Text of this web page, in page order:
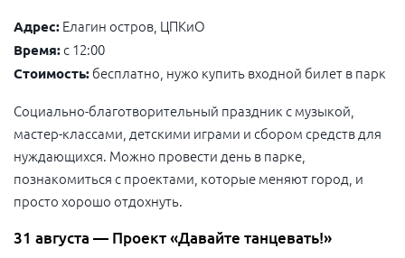
Адрес: Елагин остров, ЦПКиО
Время:с 12:00
Стоимость: бесплатно, нужо купить входной билет в парк
Социально-благотворительный праздник с музыкой,
мастер-классами, детскими играми и сбором средств для
нуждающихся. Можно провести день в парке,
познакомиться с проектами, которые меняют город, и
просто хорошо отдохнуть.
31 августа — Проект «Давайте танцевать!»